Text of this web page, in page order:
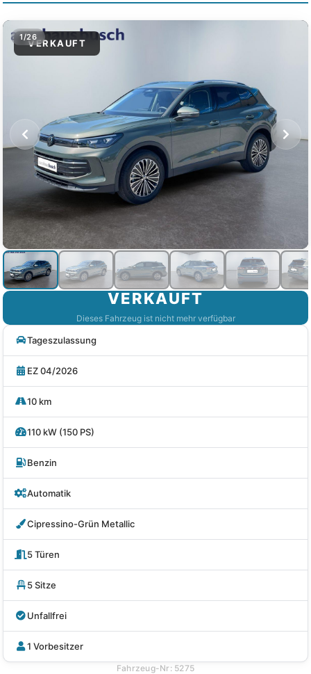
VERKAUFT
1/26
VERKAUFT
Dieses Fahrzeug ist nicht mehr verfügbar
Tageszulassung
EZ 04/2026
10 km
110 kW (150 PS)
Benzin
Automatik
Cipressino-Grün Metallic
5 Türen
5 Sitze
Unfallfrei
1 Vorbesitzer
Fahrzeug-Nr: 5275